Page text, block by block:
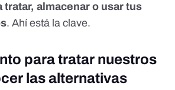
tratar, almacenar o usar tus
. Ahí está la clave.
para tratar nuestros
las alternativas